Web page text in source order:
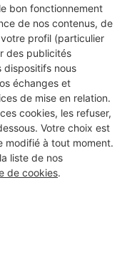
bon fonctionnement
de nos contenus, de
profil (particulier
des publicités
dispositifs nous
échanges et
de mise en relation.
cookies, les refuser,
Votre choix est
modifié à tout moment.
liste de nos
de cookies.